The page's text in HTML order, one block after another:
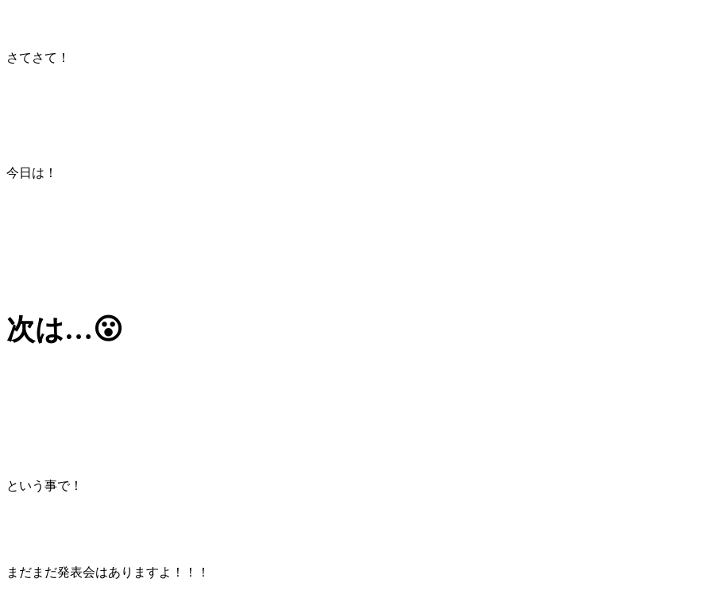
さてさて！
今日は！
次は…😮
という事で！
まだまだ発表会はありますよ！！！